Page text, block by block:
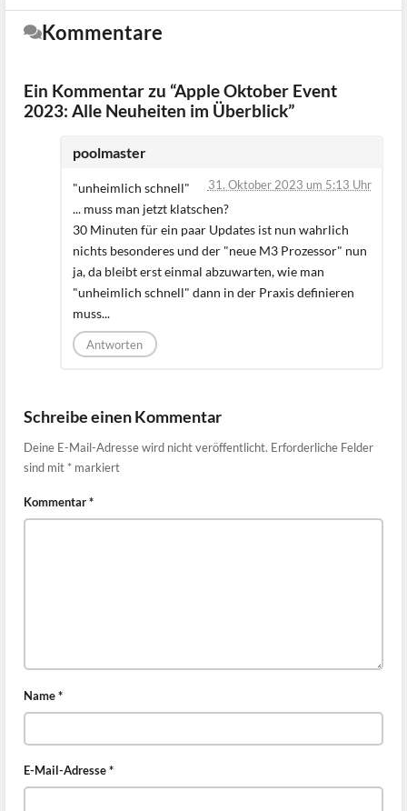
Kommentare
Ein Kommentar zu “Apple Oktober Event
2023: Alle Neuheiten im Überblick”
poolmaster
31. Oktober 2023 um 5:13 Uhr
"unheimlich schnell"
... muss man jetzt klatschen?
30 Minuten für ein paar Updates ist nun wahrlich
nichts besonderes und der "neue M3 Prozessor" nun
ja, da bleibt erst einmal abzuwarten, wie man
"unheimlich schnell" dann in der Praxis definieren
muss...
Antworten
Schreibe einen Kommentar
Deine E-Mail-Adresse wird nicht veröffentlicht. Erforderliche Felder
sind mit * markiert
Kommentar*
Name*
E-Mail-Adresse*